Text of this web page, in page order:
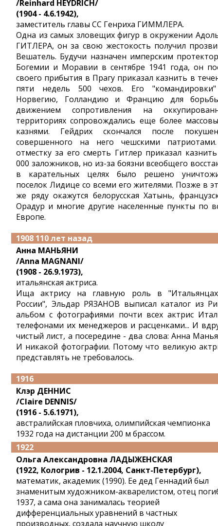
/Reinhard HEYDRICH/
(1904 - 4.6.1942),
заместитель главы СС Генриха ГИММЛЕРА.
Одна из самых зловещих фигур в окружении
ГИТЛЕРА, он за свою жестокость получил
Вешатель. Будучи назначен имперским
Богемии и Моравии в сентябре 1941 года, он
своего прибытия в Прагу приказал казнить в
пяти недель 500 чехов. Его
Норвегию, Голландию и Францию для
движением сопротивления на
территориях сопровождались еще более
казнями. Гейдрих скончался после
совершенного на него чешскими
отместку за его смерть Гитлер приказал
000 заложников, но из-за боязни всеобщего
в карательных целях было решено
поселок Лидице со всеми его жителями. Позже в
же ряду окажутся белорусская Хатынь,
Орадур и многие другие населенные пункты по
Европе.
1908 110 лет назад
Анна МАНЬЯНИ
/Anna MAGNANI/
(1908 - 26.9.1973),
итальянская актриса.
Ища актрису на главную роль в
России", Эльдар РЯЗАНОВ выписал каталог из
альбом с фотографиями почти всех актрис
телефонами их менеджеров и расценками... И
чистый лист, а посередине - два слова: Анна
И никакой фотографии. Потому что великую
представлять не требовалось.
1916
Клэр ДЕННИС
/Claire DENNIS/
(1916 - 5.6.1971),
австралийская пловчиха, олимпийская чемпионка
1932 года на дистанции 200 м брассом.
1922
Ольга Александровна ЛАДЫЖЕНСКАЯ
(1922, Кологрив - 12.1.2004, Санкт-Петербург),
математик, академик (1990). Ее дед Геннадий был
знаменитым художником-акварелистом, отец
1937, а сама она занималась теорией
дифференциальных уравнений в частных
производных, создала научную школу